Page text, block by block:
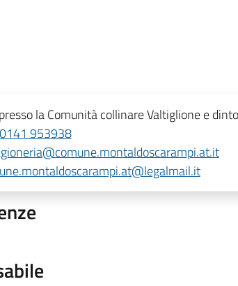
presso la Comunità collinare Valtiglione e
0141 953938